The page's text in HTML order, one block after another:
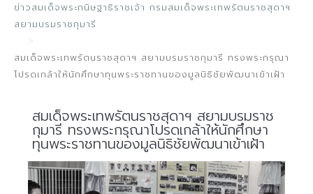
ข่าวสมเด็จพระกนิษฐาธิราชเจ้า กรมสมเด็จพระเทพรัตนราชสุดาฯ
สยามบรมราชกุมารี
สมเด็จพระเทพรัตนราชสุดาฯ สยามบรมราชกุมารี ทรงพระกรุณา
โปรดเกล้าให้นักศึกษาทุนพระราชทานของมูลนิธิชัยพัฒนาเข้าเฝ้า
สมเด็จพระเทพรัตนราชสุดาฯ สยามบรมราช
กุมารี ทรงพระกรุณาโปรดเกล้าให้นักศึกษา
ทุนพระราชทานของมูลนิธิชัยพัฒนาเข้าเฝ้า